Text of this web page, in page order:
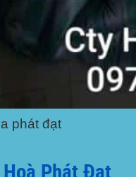
phát đạt
Phát Đạt